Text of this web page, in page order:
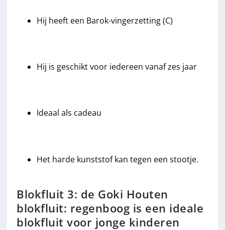
Hij heeft een Barok-vingerzetting (C)
Hij is geschikt voor iedereen vanaf zes jaar
Ideaal als cadeau
Het harde kunststof kan tegen een stootje.
Blokfluit 3: de Goki Houten
blokfluit: regenboog is een ideale
blokfluit voor jonge kinderen